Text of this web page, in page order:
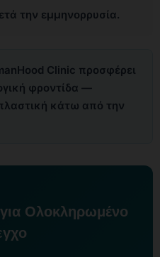
την εμμηνορρυσία.
Clinic προσφέρει
φροντίδα —
κάτω από την
Ολοκληρωμένο